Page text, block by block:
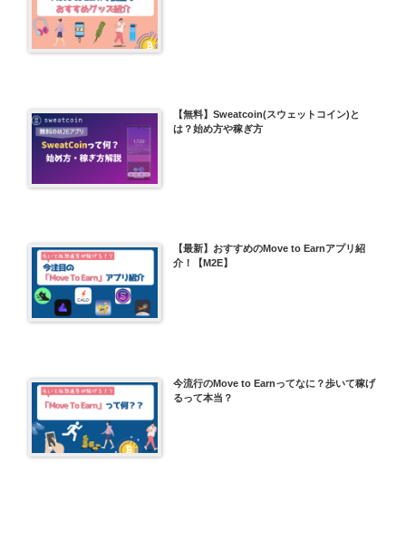
【無料】Sweatcoin(スウェットコイン)と
は？始め方や稼ぎ方
【最新】おすすめのMove to Earnアプリ紹
介！【M2E】
今流行のMove to Earnってなに？歩いて稼げ
るって本当？